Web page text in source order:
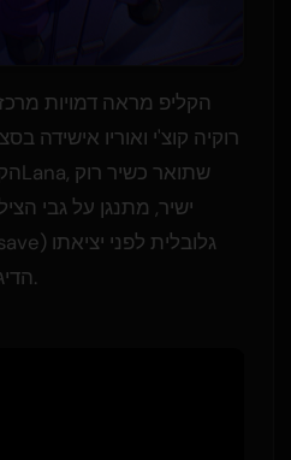
הקליפ מראה דמויות
רוקיה קוצ'י ואוריו אישידה
ישיר, מתנגן על גבי
הדיגיטלית ב-25 ביולי 2026.